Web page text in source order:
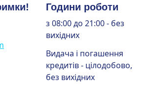
Години роботи
з 08:00 до 21:00 - без
вихідних
Видача і погашення
кредитів - цілодобово,
без вихідних